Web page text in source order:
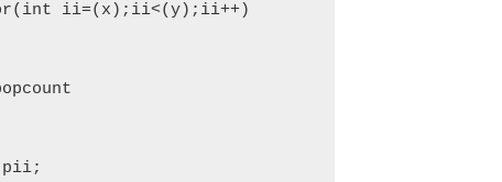
ii=(x);ii<(y);ii++)
pii;